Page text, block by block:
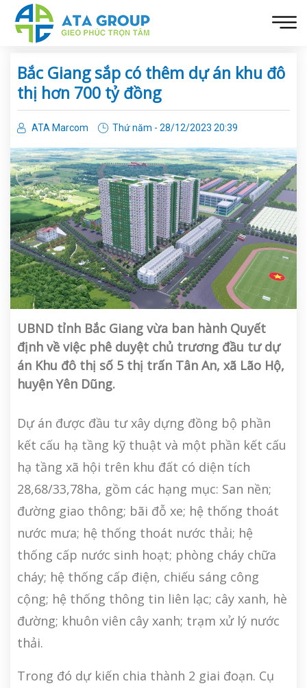
Bắc Giang sắp có thêm dự án khu đô
thị hơn 700 tỷ đồng
ATA Marcom Thứ năm - 28/12/2023 20:39
UBND tỉnh Bắc Giang vừa ban hành Quyết
định về việc phê duyệt chủ trương đầu tư dự
án Khu đô thị số 5 thị trấn Tân An, xã Lão Hộ,
huyện Yên Dũng.
Dự án được đầu tư xây dựng đồng bộ phần
kết cấu hạ tầng kỹ thuật và một phần kết cấu
hạ tầng xã hội trên khu đất có diện tích
28,68/33,78ha, gồm các hạng mục: San nền;
đường giao thông; bãi đỗ xe; hệ thống thoát
nước mưa; hệ thống thoát nước thải; hệ
thống cấp nước sinh hoạt; phòng cháy chữa
cháy; hệ thống cấp điện, chiếu sáng công
cộng; hệ thống thông tin liên lạc; cây xanh, hè
đường; khuôn viên cây xanh; trạm xử lý nước
thải.
Trong đó dự kiến chia thành 2 giai đoạn. Cụ